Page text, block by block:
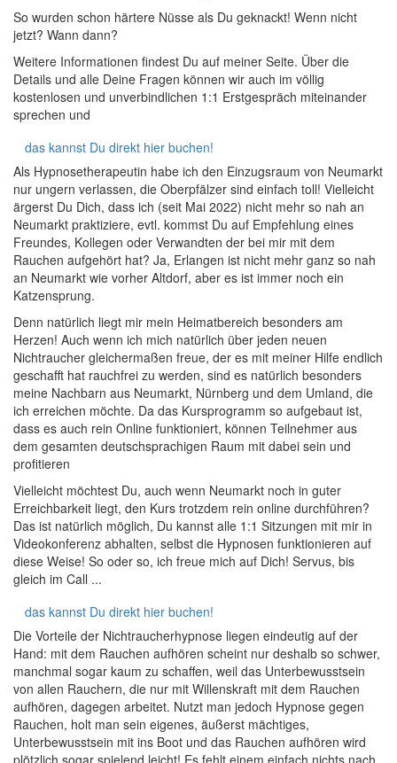
So wurden schon härtere Nüsse als Du geknackt! Wenn nicht
jetzt? Wann dann?
Weitere Informationen findest Du auf meiner Seite. Über die
Details und alle Deine Fragen können wir auch im völlig
kostenlosen und unverbindlichen 1:1 Erstgespräch miteinander
sprechen und
das kannst Du direkt hier buchen!
Als Hypnosetherapeutin habe ich den Einzugsraum von Neumarkt
nur ungern verlassen, die Oberpfälzer sind einfach toll! Vielleicht
ärgerst Du Dich, dass ich (seit Mai 2022) nicht mehr so nah an
Neumarkt praktiziere, evtl. kommst Du auf Empfehlung eines
Freundes, Kollegen oder Verwandten der bei mir mit dem
Rauchen aufgehört hat? Ja, Erlangen ist nicht mehr ganz so nah
an Neumarkt wie vorher Altdorf, aber es ist immer noch ein
Katzensprung.
Denn natürlich liegt mir mein Heimatbereich besonders am
Herzen! Auch wenn ich mich natürlich über jeden neuen
Nichtraucher gleichermaßen freue, der es mit meiner Hilfe endlich
geschafft hat rauchfrei zu werden, sind es natürlich besonders
meine Nachbarn aus Neumarkt, Nürnberg und dem Umland, die
ich erreichen möchte. Da das Kursprogramm so aufgebaut ist,
dass es auch rein Online funktioniert, können Teilnehmer aus
dem gesamten deutschsprachigen Raum mit dabei sein und
profitieren
Vielleicht möchtest Du, auch wenn Neumarkt noch in guter
Erreichbarkeit liegt, den Kurs trotzdem rein online durchführen?
Das ist natürlich möglich, Du kannst alle 1:1 Sitzungen mit mir in
Videokonferenz abhalten, selbst die Hypnosen funktionieren auf
diese Weise! So oder so, ich freue mich auf Dich! Servus, bis
gleich im Call ...
das kannst Du direkt hier buchen!
Die Vorteile der Nichtraucherhypnose liegen eindeutig auf der
Hand: mit dem Rauchen aufhören scheint nur deshalb so schwer,
manchmal sogar kaum zu schaffen, weil das Unterbewusstsein
von allen Rauchern, die nur mit Willenskraft mit dem Rauchen
aufhören, dagegen arbeitet. Nutzt man jedoch Hypnose gegen
Rauchen, holt man sein eigenes, äußerst mächtiges,
Unterbewusstsein mit ins Boot und das Rauchen aufhören wird
plötzlich sogar spielend leicht! Es fehlt einem einfach nichts nach